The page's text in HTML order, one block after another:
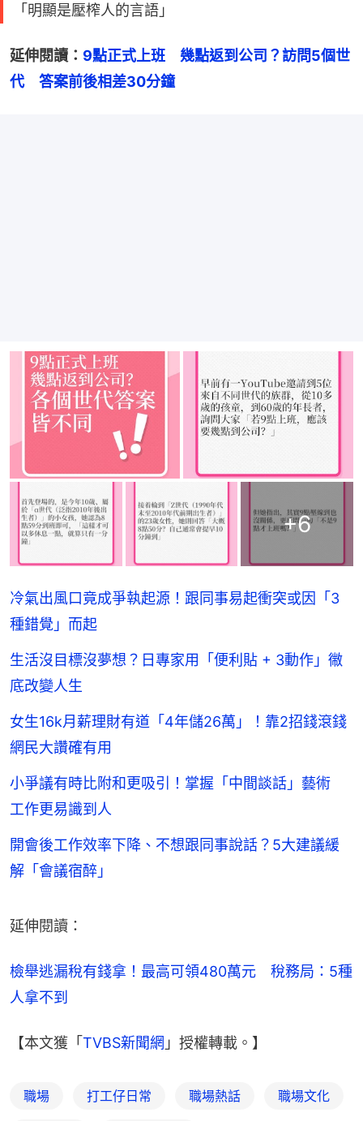
「明顯是壓榨人的言語」
延伸閱讀： 9點正式上班　幾點返到公司？訪問5個世
代　答案前後相差30分鐘
+6
冷氣出風口竟成爭執起源！跟同事易起衝突或因「3
種錯覺」而起
生活沒目標沒夢想？日專家用「便利貼 + 3動作」幑
底改變人生
女生16k月薪理財有道「4年儲26萬」！靠2招錢滾錢
網民大讚確有用
小爭議有時比附和更吸引！掌握「中間談話」藝術
工作更易識到人
開會後工作效率下降、不想跟同事說話？5大建議緩
解「會議宿醉」
延伸閱讀：
檢舉逃漏稅有錢拿！最高可領480萬元　稅務局：5種
人拿不到
【本文獲「 TVBS新聞網 」授權轉載。】
職場 打工仔日常 職場熱話 職場文化